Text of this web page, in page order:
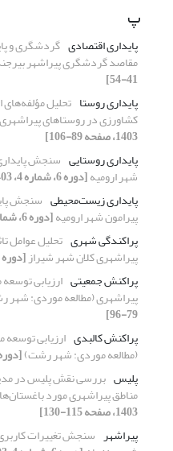
پ
پایداری اقتصادی گردشگری و
مقاصد گردشگری پیراشهر
41-54]
پایداری روستا تحلیل
کشاورزی در روستاهای
1403، صفحه 89-106]
پایداری روستایی سنجش
شهر ارومیه[دوره 6، شماره 4، 1403، صفحه 69-88]
پایداری زیست‌محیطی سنجش
پیرامون شهر ارومیه[دوره 6، شماره 4، 1403، صفحه 69-88]
پراکندگی شهری تحلیل عوامل
پیراشهری کلان شهر شیراز[دوره 6، شماره 2، 1403، صفحه 85-100]
پراکنش جمعیتی ارزیابی
پیراشهری (مطالعه موردی:
79-96]
پراکنش کالبدی ارزیابی
(مطالعه موردی: شهر رشت)[دوره 6، شماره 1، 1403،
پلیس بررسی نقش پلیس در
مناطق پیراشهری مورد
1403، صفحه 115-130]
پیراشهر سنجش تغییرات کاربری